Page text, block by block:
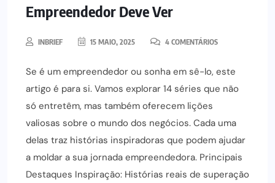
Empreendedor Deve Ver
INBRIEF 15 MAIO, 2025 4 COMENTÁRIOS
Se é um empreendedor ou sonha em sê-lo, este
artigo é para si. Vamos explorar 14 séries que não
só entretêm, mas também oferecem lições
valiosas sobre o mundo dos negócios. Cada uma
delas traz histórias inspiradoras que podem ajudar
a moldar a sua jornada empreendedora. Principais
Destaques Inspiração: Histórias reais de superação